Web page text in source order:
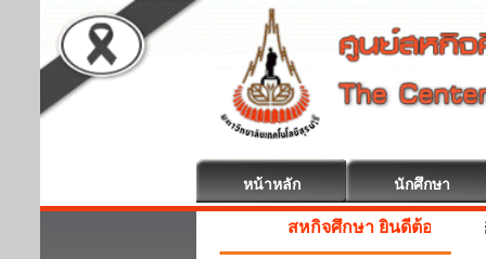
หน้าหลัก นักศึกษา
สหกิจศึกษา ยินดีต้อนรับ